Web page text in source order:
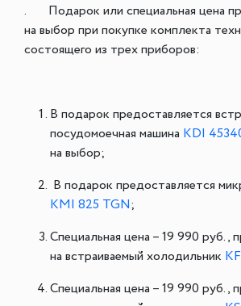
. Подарок или специальная цена
на выбор при покупке комплекта
состоящего из трех приборов:
В подарок предоставляется
посудомоечная машина KDI
на выбор;
В подарок предоставляется
KMI 825 TGN;
Специальная цена – 19 990 руб.,
на встраиваемый холодильник
Специальная цена – 19 990 руб.,